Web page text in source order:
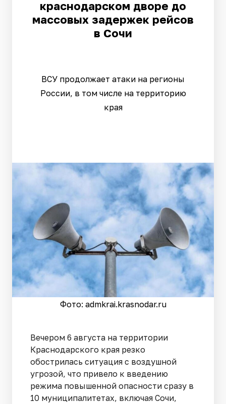
краснодарском дворе до
массовых задержек рейсов
в Сочи
ВСУ продолжает атаки на регионы
России, в том числе на территорию
края
Фото: admkrai.krasnodar.ru
Вечером 6 августа на территории
Краснодарского края резко
обострилась ситуация с воздушной
угрозой, что привело к введению
режима повышенной опасности сразу в
10 муниципалитетах, включая Сочи,